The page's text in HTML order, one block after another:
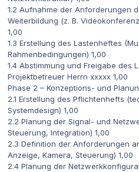
1.2 Aufnahme der Anforderungen
Weiterbildung (z. B.
1,00
1.3 Erstellung des Lastenheftes
Rahmenbedingungen) 1,00
1.4 Abstimmung und Freigabe des
Projektbetreuer Herrn xxxxx 1,00
Phase 2 – Konzeptions- und
2.1 Erstellung des Pflichtenhefts
Systemdesign) 1,00
2.2 Planung der Signal- und
Steuerung, Integration) 1,00
2.3 Definition der Anforderungen
Anzeige, Kamera, Steuerung) 1,00
2.4 Planung der